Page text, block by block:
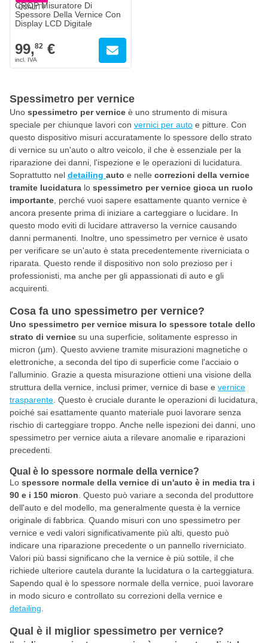
CROP Misuratore Di
Spessore Della Vernice Con
Display LCD Digitale
99,82 €
Spessimetro per vernice
Uno spessimetro per vernice è uno strumento di misura
speciale per chiunque lavori con vernici per auto e pitture. Con
questo dispositivo misuri accuratamente lo spessore dello strato
di vernice su un'auto o altro veicolo, il che è essenziale per la
riparazione dei danni, l'ispezione e le operazioni di lucidatura.
Soprattutto nel detailing auto e nelle correzioni della vernice
tramite lucidatura lo spessimetro per vernice gioca un ruolo
importante , perché vuoi sapere esattamente quanto vernice è
ancora presente prima di iniziare a carteggiare o lucidare. In
questo modo eviti di lucidare attraverso la vernice causando
danni permanenti. Inoltre, uno spessimetro per vernice è usato
per verificare se un'auto è stata precedentemente riverniciata o
riparata. Questo rende il dispositivo non solo prezioso per i
professionisti, ma anche per gli appassionati di auto e gli
acquirenti.
Cosa fa uno spessimetro per vernice?
Uno spessimetro per vernice misura lo spessore totale dello
strato di vernice su una superficie, solitamente espresso in
micron (µm). Questo avviene tramite misurazioni magnetiche o
elettroniche, a seconda del tipo di superficie come l'acciaio o
l'alluminio. Grazie a questa misurazione ottieni una visione della
struttura della vernice, inclusi primer, vernice di base e vernice
trasparente . Questo è cruciale durante le operazioni di lucidatura,
poiché sai esattamente quanto materiale puoi lavorare senza
rischio di carteggiare troppo. Anche nelle ispezioni dei danni, uno
spessimetro per vernice aiuta a rilevare anomalie e riparazioni
precedenti.
Qual è lo spessore normale della vernice?
Lo spessore normale della vernice di un'auto è in media tra i
90 e i 150 micron . Questo può variare a seconda del produttore
dell'auto e del modello, ma generalmente questa è la vernice
originale di fabbrica. Quando misuri con uno spessimetro per
vernice e vedi valori significativamente più alti, questo può
indicare una riparazione precedente o un pannello riverniciato.
Valori più bassi significano che la vernice è più sottile, il che
richiede ulteriore cautela durante la lucidatura o la carteggiatura.
Sapendo qual è lo spessore normale della vernice, puoi lavorare
in modo sicuro e controllato su correzioni della vernice e
detailing
Qual è il miglior spessimetro per vernice?